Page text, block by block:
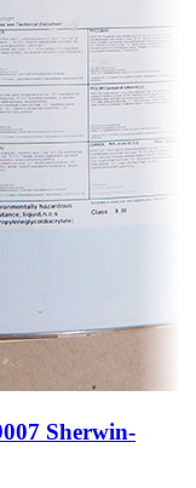
Sherwin-